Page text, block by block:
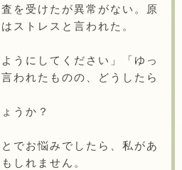
を受けたが異常がない。原
ストレスと言われた。
うにしてください」「ゆっ
われたものの、どうしたら
うか？
でお悩みでしたら、私があ
しれません。